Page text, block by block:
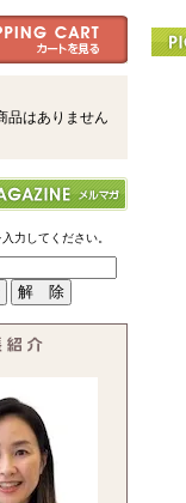
品はありません
力してください。